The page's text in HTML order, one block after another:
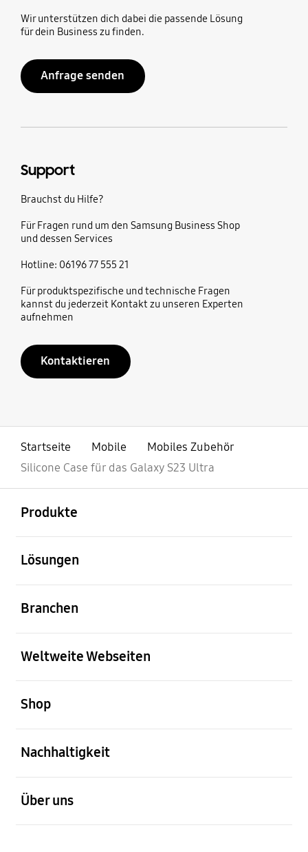
Wir unterstützen dich dabei die passende Lösung
für dein Business zu finden.
Anfrage senden
Support
Brauchst du Hilfe?
Für Fragen rund um den Samsung Business Shop
und dessen Services
Hotline: 06196 77 555 21
Für produktspezifische und technische Fragen
kannst du jederzeit Kontakt zu unseren Experten
aufnehmen
Kontaktieren
Startseite Mobile
Mobiles Zubehör
Silicone Case für das Galaxy S23 Ultra
Produkte
Lösungen
Branchen
Weltweite Webseiten
Shop
Nachhaltigkeit
Über uns